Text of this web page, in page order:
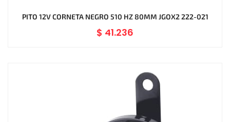
PITO 12V CORNETA NEGRO 510 HZ 80MM JGOX2 222-021
$ 41.236